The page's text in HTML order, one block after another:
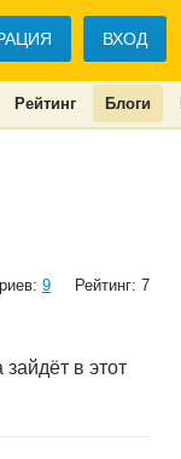
ВХОД
Рейтинг Блоги
9 Рейтинг: 7
в этот